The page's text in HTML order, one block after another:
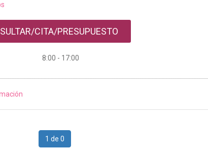
CITA/PRESUPUESTO
8:00 - 17:00
1 de 0